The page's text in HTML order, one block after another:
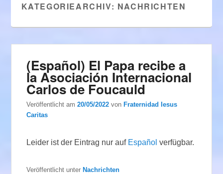
KATEGORIEARCHIV: NACHRICHTEN
(Español) El Papa recibe a
la Asociación Internacional
Carlos de Foucauld
Veröffentlicht am20/05/2022 von Fraternidad Iesus
Caritas
Leider ist der Eintrag nur auf Español verfügbar.
Veröffentlicht unter Nachrichten